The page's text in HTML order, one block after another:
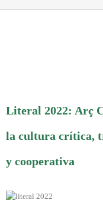
Literal 2022: Arç
la cultura crítica,
y cooperativa